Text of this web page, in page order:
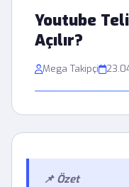
Youtube
Açılır?
Mega Takipçi
📌 Özet